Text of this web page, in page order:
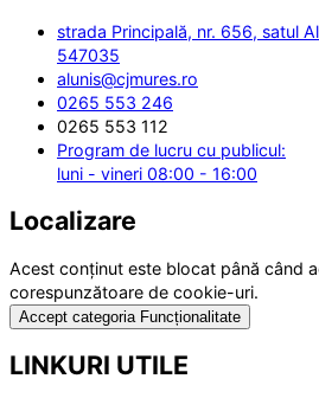
strada Principală, nr. 656, satul
547035
alunis@cjmures.ro
0265 553 246
0265 553 112
Program de lucru cu publicul:
luni - vineri 08:00 - 16:00
Localizare
Acest conținut este blocat până când
corespunzătoare de cookie-uri.
Accept categoria Funcționalitate
LINKURI UTILE